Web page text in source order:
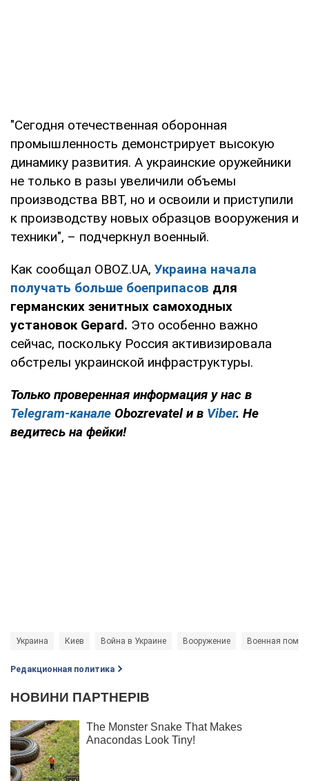
"Сегодня отечественная оборонная
промышленность демонстрирует высокую
динамику развития. А украинские оружейники
не только в разы увеличили объемы
производства ВВТ, но и освоили и приступили
к производству новых образцов вооружения и
техники", – подчеркнул военный.
Как сообщал OBOZ.UA, Украина начала
получать больше боеприпасов для
германских зенитных самоходных
установок Gepard. Это особенно важно
сейчас, поскольку Россия активизировала
обстрелы украинской инфраструктуры.
Только проверенная информация у нас в
Telegram-канале Obozrevatel и в Viber. Не
ведитесь на фейки!
Украина Киев Война в Украине Вооружение Военная
Редакционная политика